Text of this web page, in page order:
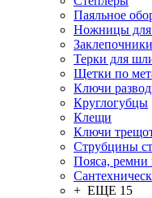
Паяльное
Ножницы для
Заклепочники
Терки для
Щетки по
Ключи
Круглогубцы
Клещи
Ключи
Струбцины
Пояса, ремни
+ ЕЩЕ 15